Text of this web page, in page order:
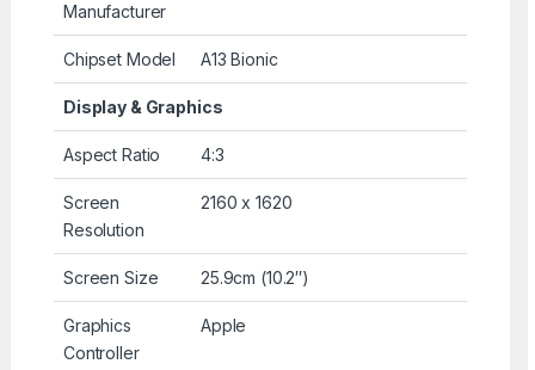
Manufacturer
Chipset Model A13 Bionic
Display & Graphics
Aspect Ratio 4:3
Screen
Resolution
2160 x 1620
Screen Size 25.9cm (10.2″)
Graphics
Controller
Apple